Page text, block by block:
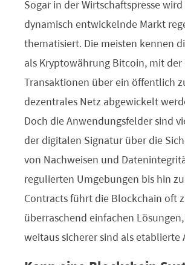
Sogar in der Wirtschaftspresse wird
dynamisch entwickelnde Markt
thematisiert. Die meisten kennen
als Kryptowährung Bitcoin, mit der
Transaktionen über ein öffentlich
dezentrales Netz abgewickelt
Doch die Anwendungsfelder sind
der digitalen Signatur über die
von Nachweisen und
regulierten Umgebungen bis hin
Contracts führt die Blockchain oft
überraschend einfachen
weitaus sicherer sind als etablierte